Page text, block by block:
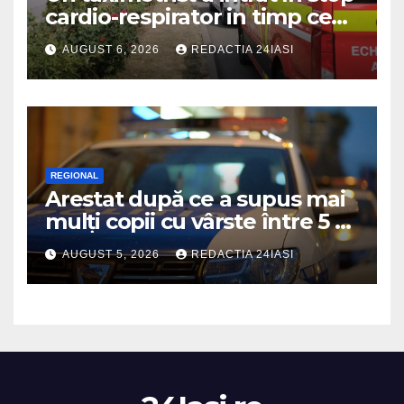
cardio-respirator in timp ce
se afla la volan
AUGUST 6, 2026 REDACTIA 24IASI
REGIONAL
Arestat după ce a supus mai
mulți copii cu vârste între 5 și
16 ani unor orori de
neimaginat
AUGUST 5, 2026 REDACTIA 24IASI